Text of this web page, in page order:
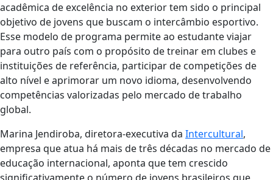
acadêmica de excelência no exterior tem sido o principal
objetivo de jovens que buscam o intercâmbio esportivo.
Esse modelo de programa permite ao estudante viajar
para outro país com o propósito de treinar em clubes e
instituições de referência, participar de competições de
alto nível e aprimorar um novo idioma, desenvolvendo
competências valorizadas pelo mercado de trabalho
global.
Marina Jendiroba, diretora-executiva da Intercultural,
empresa que atua há mais de três décadas no mercado de
educação internacional, aponta que tem crescido